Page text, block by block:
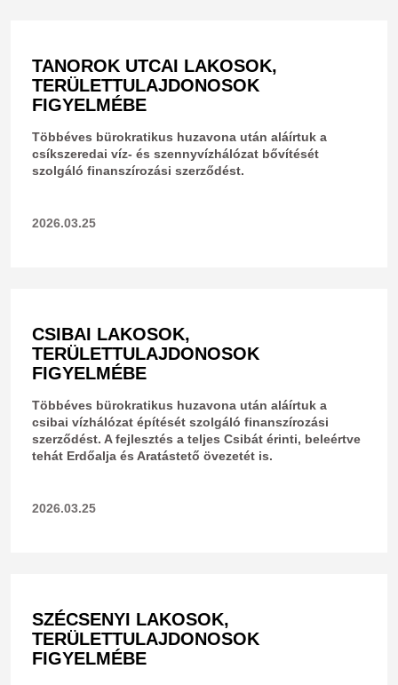
TANOROK UTCAI LAKOSOK,
TERÜLETTULAJDONOSOK
FIGYELMÉBE
Többéves bürokratikus huzavona után aláírtuk a
csíkszeredai víz- és szennyvízhálózat bővítését
szolgáló finanszírozási szerződést.
2026.03.25
CSIBAI LAKOSOK,
TERÜLETTULAJDONOSOK
FIGYELMÉBE
Többéves bürokratikus huzavona után aláírtuk a
csibai vízhálózat építését szolgáló finanszírozási
szerződést. A fejlesztés a teljes Csibát érinti, beleértve
tehát Erdőalja és Aratástető övezetét is.
2026.03.25
SZÉCSENYI LAKOSOK,
TERÜLETTULAJDONOSOK
FIGYELMÉBE